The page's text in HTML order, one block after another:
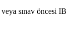
sınav öncesi IB